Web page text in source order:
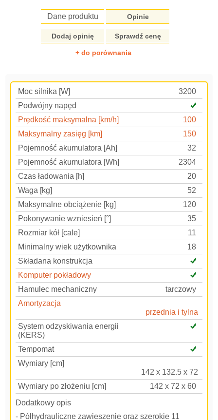
Dane produktu Opinie
Dodaj opinię Sprawdź cenę
+ do porównania
Moc silnika [W]
3200
Podwójny napęd
Prędkość maksymalna [km/h]
100
Maksymalny zasięg [km]
150
Pojemność akumulatora [Ah]
32
Pojemność akumulatora [Wh]
2304
Czas ładowania [h]
20
Waga [kg]
52
Maksymalne obciążenie [kg]
120
Pokonywanie wzniesień [°]
35
Rozmiar kół [cale]
11
Minimalny wiek użytkownika
18
Składana konstrukcja
Komputer pokładowy
Hamulec mechaniczny
tarczowy
Amortyzacja
przednia i tylna
System odzyskiwania energii
(KERS)
Tempomat
Wymiary [cm]
142 x 132.5 x 72
Wymiary po złożeniu [cm]
142 x 72 x 60
Dodatkowy opis
- Półhydrauliczne zawieszenie oraz szerokie 11